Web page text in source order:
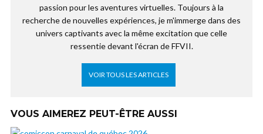
passion pour les aventures virtuelles. Toujours à la
recherche de nouvelles expériences, je m'immerge dans des
univers captivants avec la même excitation que celle
ressentie devant l'écran de FFVII.
VOIR TOUS LES ARTICLES
VOUS AIMEREZ PEUT-ÊTRE AUSSI